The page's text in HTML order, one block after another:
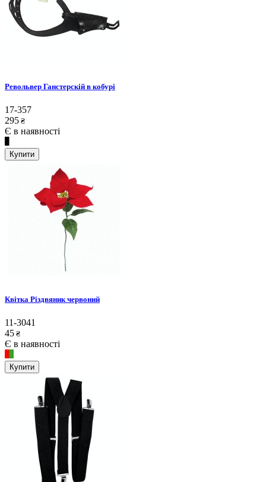
Револьвер Ганстерскій в кобурі
17-357
295 ₴
Є в наявності
Купити
Квітка Різдвяник червоний
11-3041
45 ₴
Є в наявності
Купити